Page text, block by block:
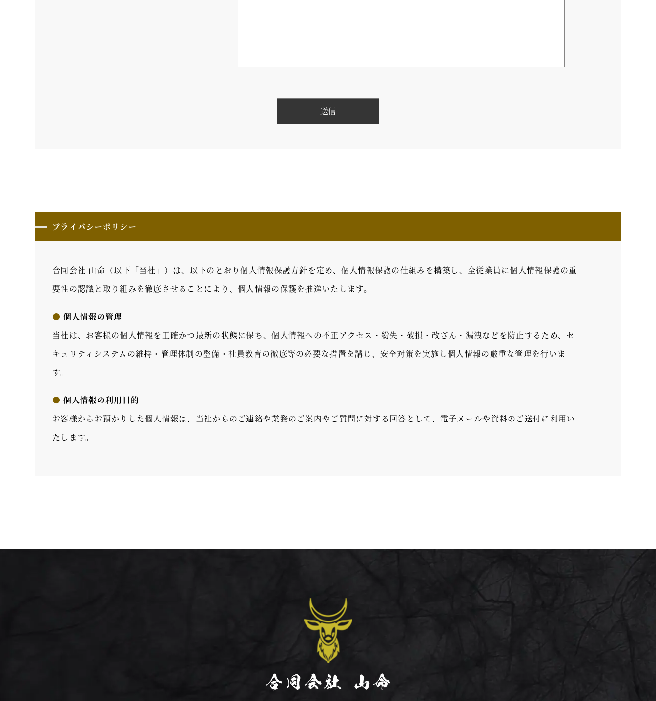
プライバシーポリシー
合同会社 山命（以下「当社」）は、以下のとおり個人情報保護方針を定め、個人情報保護の仕組みを構築し、全従業員に個人情報保護の重
要性の認識と取り組みを徹底させることにより、個人情報の保護を推進いたします。
● 個人情報の管理
当社は、お客様の個人情報を正確かつ最新の状態に保ち、個人情報への不正アクセス・紛失・破損・改ざん・漏洩などを防止するため、セ
キュリティシステムの維持・管理体制の整備・社員教育の徹底等の必要な措置を講じ、安全対策を実施し個人情報の厳重な管理を行いま
す。
● 個人情報の利用目的
お客様からお預かりした個人情報は、当社からのご連絡や業務のご案内やご質問に対する回答として、電子メールや資料のご送付に利用い
たします。
お客様がご本人の個人情報の照会・修正・削除などをご希望される場合には、ご本人であることを確認の上、対応させていただきます。
当社は、保有する個人情報に関して適用される日本の法令、その他規範を遵守するとともに、本ポリシーの内容を適宜見直し、その改善に